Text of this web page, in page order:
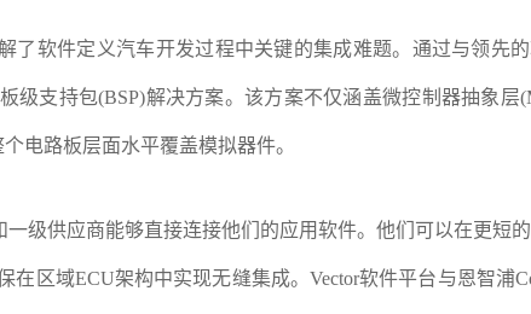
了软件定义汽车开发过程中关键的集成难题。通过与领先
级支持包(BSP)解决方案。该方案不仅涵盖微控制器抽象层
电路板层面水平覆盖模拟器件。
级供应商能够直接连接他们的应用软件。他们可以在更短
区域ECU架构中实现无缝集成。Vector软件平台与恩智浦